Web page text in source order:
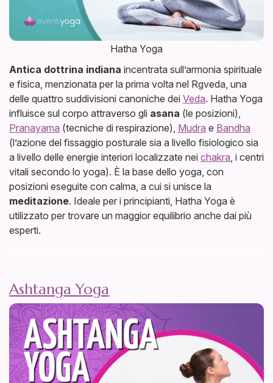
Hatha Yoga
Antica dottrina indiana incentrata sull’armonia spirituale
e fisica, menzionata per la prima volta nel Rgveda, una
delle quattro suddivisioni canoniche dei Veda. Hatha Yoga
influisce sul corpo attraverso gli asana (le posizioni),
Pranayama (tecniche di respirazione), Mudra e Bandha
(l’azione del fissaggio posturale sia a livello fisiologico sia
a livello delle energie interiori localizzate nei chakra , i centri
vitali secondo lo yoga). È la base dello yoga, con
posizioni eseguite con calma, a cui si unisce la
meditazione. Ideale per i principianti, Hatha Yoga è
utilizzato per trovare un maggior equilibrio anche dai più
esperti.
Ashtanga Yoga